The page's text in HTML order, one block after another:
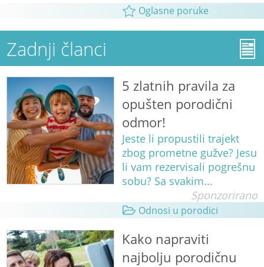
Oglasne poruke
Zadnji članci
5 zlatnih pravila za
opušten porodični
odmor!
Jeste li propustili trajekt
zbog prometne gužve? Jesu
li vam rezervisali pogrešnu
sobu? Sa svakim...
Sponzorirano
Odnosi u porodici
Kako napraviti
najbolju porodičnu